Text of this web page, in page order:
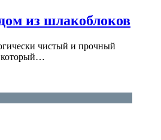
из шлакоблоков
чистый и прочный
который…